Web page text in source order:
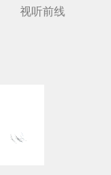
视听前线